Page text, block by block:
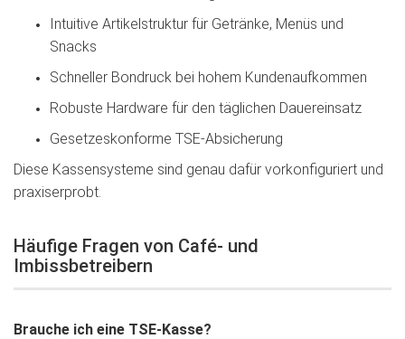
Intuitive Artikelstruktur für Getränke, Menüs und
Snacks
Schneller Bondruck bei hohem Kundenaufkommen
Robuste Hardware für den täglichen Dauereinsatz
Gesetzeskonforme TSE-Absicherung
Diese Kassensysteme sind genau dafür vorkonfiguriert und
praxiserprobt.
Häufige Fragen von Café- und
Imbissbetreibern
Brauche ich eine TSE-Kasse?